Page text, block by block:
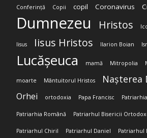
Conferință Copii copil Coronavirus
Dumnezeu Hristos
Iisus Iisus Hristos Ilarion Boian
Lucășeuca mamă Mitropolia
moarte Mântuitorul Hristos Nașterea
Orhei ortodoxia Papa Francisc
Patriarhia Română Patriarhul Bisericii
Patriarhul Chiril Patriarhul Daniel Patriarhul